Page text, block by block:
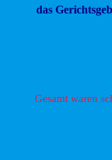
das
Gesamt waren